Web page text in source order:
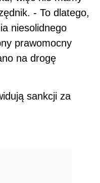
- To dlatego,
niesolidnego
prawomocny
na drogę
sankcji za